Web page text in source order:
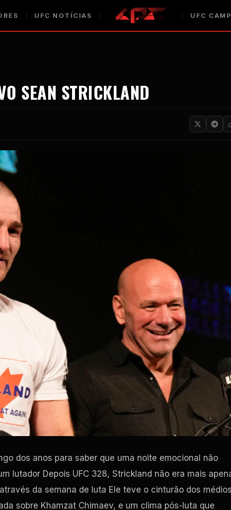
UFC NOTÍCIAS UFC
SEAN STRICKLAND
dos anos para saber que uma noite emocional não
lutador Depois UFC 328, Strickland não era mais
da semana de luta Ele teve o cinturão dos médios
sobre Khamzat Chimaev, e um clima pós-luta que